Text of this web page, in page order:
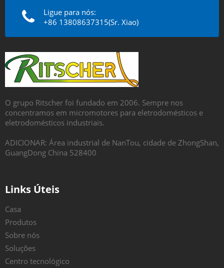
Ligue para nós:
+86 13808637315(Sr. Xiao)
O grupo Ritscher foi fundado em 2006. Sempre nos
concentramos em micromotores para eletrodomésticos e
eletrodomésticos industriais.
ADICIONAR: Área industrial de NanTou, cidade de ZhongShan,
GuangDong China 528400
Links Úteis
Casa
Produtos
Sobre nós
Soluções
Centro tecnológico